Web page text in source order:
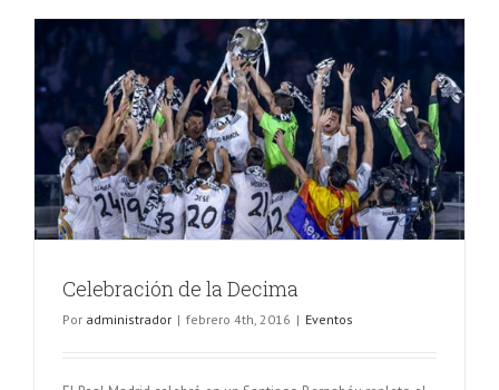
Celebración de la Decima
Por administrador | febrero 4th, 2016 | Eventos